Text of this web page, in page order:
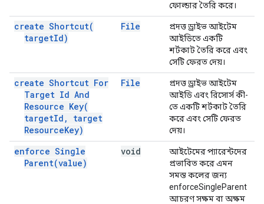
ফোল্ডার তৈরি করে।
create Shortcut(
targetId)
File
প্রদত্ত ড্রাইভ আইটেম
আইডিতে একটি
শর্টকাট তৈরি করে এবং
সেটি ফেরত দেয়।
create Shortcut For
Target Id And
Resource Key(
targetId ,
target
ResourceKey)
File
প্রদত্ত ড্রাইভ আইটেম
আইডি এবং রিসোর্স কী-
তে একটি শর্টকাট তৈরি
করে এবং সেটি ফেরত
দেয়।
enforce Single
Parent(value)
void
আইটেমের প্যারেন্টদের
প্রভাবিত করে এমন
সমস্ত কলের জন্য
enforceSingleParent
আচরণ সক্ষম বা অক্ষম